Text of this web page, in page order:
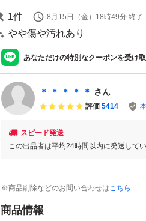
1件 8月15日（金）18時49分 終了
やや傷や汚れあり
あなただけの特別なクーポンを受け
＊ ＊ ＊ ＊ ＊ さん
評価 5414
スピード発送
この出品者は平均24時間以内に発送して
※商品削除などのお問い合わせはこちら
商品情報